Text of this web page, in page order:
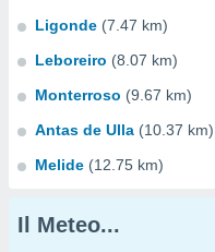
Ligonde (7.47 km)
Leboreiro (8.07 km)
Monterroso (9.67 km)
Antas de Ulla (10.37 km)
Melide (12.75 km)
Il Meteo...